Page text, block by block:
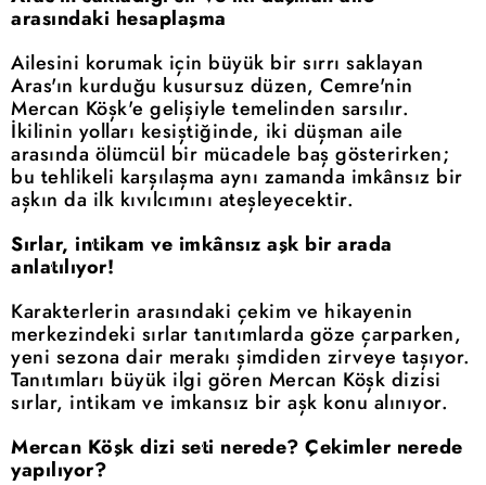
arasındaki hesaplaşma
Ailesini korumak için büyük bir sırrı saklayan
Aras'ın kurduğu kusursuz düzen, Cemre'nin
Mercan Köşk'e gelişiyle temelinden sarsılır.
İkilinin yolları kesiştiğinde, iki düşman aile
arasında ölümcül bir mücadele baş gösterirken;
bu tehlikeli karşılaşma aynı zamanda imkânsız bir
aşkın da ilk kıvılcımını ateşleyecektir.
Sırlar, intikam ve imkânsız aşk bir arada
anlatılıyor!
Karakterlerin arasındaki çekim ve hikayenin
merkezindeki sırlar tanıtımlarda göze çarparken,
yeni sezona dair merakı şimdiden zirveye taşıyor.
Tanıtımları büyük ilgi gören Mercan Köşk dizisi
sırlar, intikam ve imkansız bir aşk konu alınıyor.
Mercan Köşk dizi seti nerede? Çekimler nerede
yapılıyor?